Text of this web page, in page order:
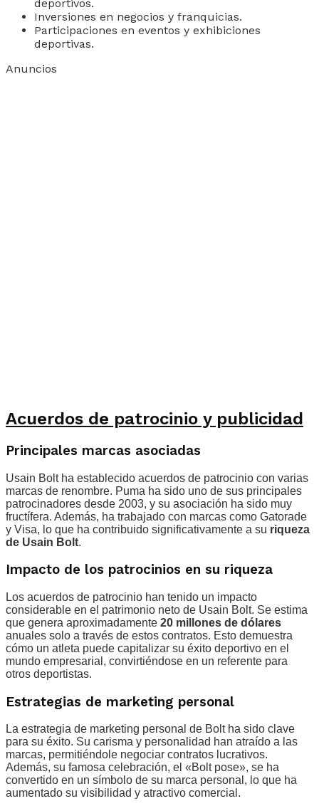
deportivos.
Inversiones en negocios y franquicias.
Participaciones en eventos y exhibiciones
deportivas.
Anuncios
Acuerdos de patrocinio y publicidad
Principales marcas asociadas
Usain Bolt ha establecido acuerdos de patrocinio con varias
marcas de renombre. Puma ha sido uno de sus principales
patrocinadores desde 2003, y su asociación ha sido muy
fructífera. Además, ha trabajado con marcas como Gatorade
y Visa, lo que ha contribuido significativamente a su riqueza
de Usain Bolt.
Impacto de los patrocinios en su riqueza
Los acuerdos de patrocinio han tenido un impacto
considerable en el patrimonio neto de Usain Bolt. Se estima
que genera aproximadamente 20 millones de dólares
anuales solo a través de estos contratos. Esto demuestra
cómo un atleta puede capitalizar su éxito deportivo en el
mundo empresarial, convirtiéndose en un referente para
otros deportistas.
Estrategias de marketing personal
La estrategia de marketing personal de Bolt ha sido clave
para su éxito. Su carisma y personalidad han atraído a las
marcas, permitiéndole negociar contratos lucrativos.
Además, su famosa celebración, el «Bolt pose», se ha
convertido en un símbolo de su marca personal, lo que ha
aumentado su visibilidad y atractivo comercial.